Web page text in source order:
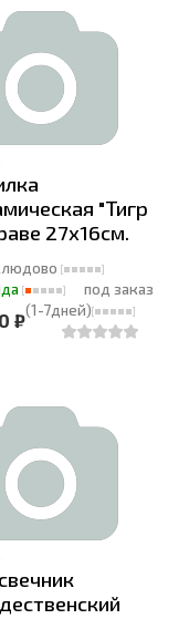
"Тигр
27х16см.
под заказ
(1-7дней)
₽